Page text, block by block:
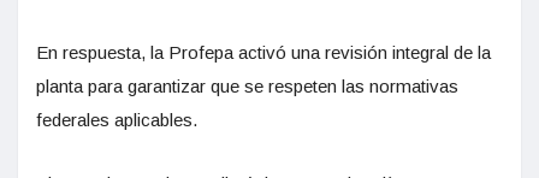
En respuesta, la Profepa activó una revisión integral de la
planta para garantizar que se respeten las normativas
federales aplicables.